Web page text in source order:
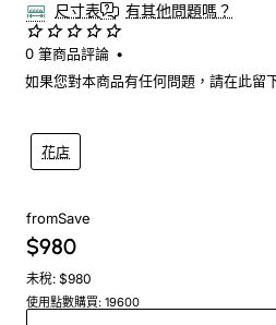
尺寸表 有其他問題嗎？
花店
0 筆商品評論 •
如果您對本商品有任何問題，請在此留
fromSave
$980
未稅: $980
使用點數購買: 19600